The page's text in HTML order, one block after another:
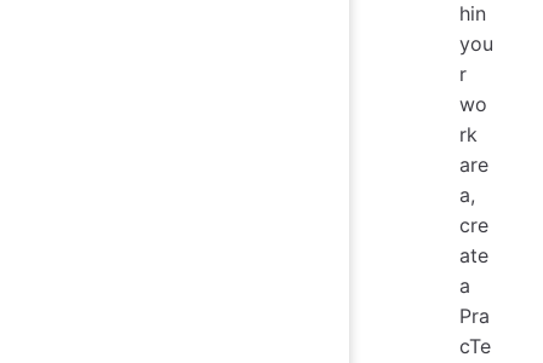
hin
you
r
wo
rk
are
a,
cre
ate
a
Pra
cTe